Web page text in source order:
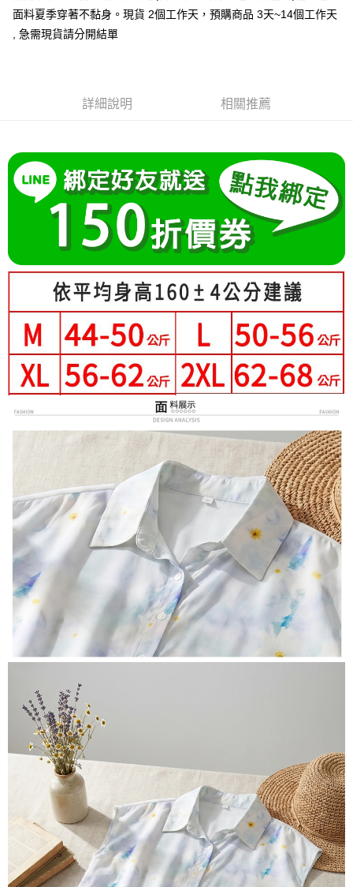
大哥付你分期
相關說明
流程，驗證手機門號後，選擇欲分期的期數、繳款截止日，確認付款後即完
消。如遇「轉專審核」未通過狀況，表示未達大哥付你分期系統評分，恕無
法說明評估內容。
【繳款方式說明】
1.分期款項不併入電信帳單，「大哥付你分期」於每月結算日後寄送繳費提
醒簡訊。
2.透過簡訊連結打開帳單後，可選擇「超商條碼／台灣大直營門市／銀行轉
帳／街口支付／iPASS MONEY」等通路繳費。
【注意事項】
1.本服務係由「台灣大哥大股份有限公司」（以下簡稱本公司）所提供，讓
用戶於交易時，得透過本服務購買商品或服務，並由商店將買賣／分期付款
2.基於同意付款使用「大哥付你分期」之契約關係目的，商店將以您的個人
資料（包含姓名、電話或地址）提供予台灣大哥大進項蒐集、處理及利用，
由本公司與您本人進行分期帳單所需資料之確認、核對及更正。
3.完整用戶服務條款，請詳閱以下連結：https://oppay.tw/userRule
【關於「AFTEE先享後付」】
３．安心：先確認商品／服務後，再付款。
【「AFTEE先享後付」結帳流程】
１．於結帳方式選擇「AFTEE先享後付」後，將跳轉至「AFTEE先享後付」
結帳頁面，進行簡訊認證並確認金額後，即可完成結帳。
２．訂單成立數日內，您將收到繳費通知簡訊。
ATM／網路銀行／等多元方式進行付款，方視為交易完成。
※ 請注意：結帳手續完成當下不需立刻繳費，但若您需要取消訂單，請聯絡
購買商品的店家。未經商家同意取消之訂單仍視為有效，需透過AFTEE先享
後付繳納相關費用。
※ 交易是否成功請以「AFTEE先享後付 」之結帳頁面顯示為準，若有關於
是否繳費成功／繳費後需取消欲退款等相關疑問，請聯繫「AFTEE先享後付
客戶支援中心」https://netprotections.freshdesk.com/support/home
【注意事項】
１．透過由恩沛科技股份有限公司提供之「AFTEE先享後付」服務完成之交
易，需依本服務之必要範圍內提供個人資料，並將交易相關給付款項請求債
權轉讓予恩沛科技股份有限公司。
２．關於個人資料處理事宜，請瀏覽以下網址：
３．未成年的使用者請事先徵得法定代理人或監護人之同意方可使用
「AFTEE先享後付」，若未經同意申辦者引起之損失，本公司不負相關責
任。
４．使用「AFTEE先享後付」時，將依據個別帳號之用戶狀況，依本公司即
時審查核予不同之上限額度；若仍有額度不足之情形，本公司將視審查結果
請求用戶進行身份認證。
５．嚴禁一人註冊多個帳號或使用他人資訊註冊。若發現惡意使用之情形，
恩沛科技股份有限公司將有權停止該用戶之使用額度並採取法律行動。
「Hami Point」為中華電信所提供之點數服務，可於會員專區綁定中華電信
會員帳號後，即可在購物車使用 Hami Point 折抵消費金額 (1點等於1元)。
ATM付款
運送方式
每筆NT$80，滿NT$699(含以上)免運費
付款後全家取貨
每筆NT$80，滿NT$699(含以上)免運費
付款後萊爾富取貨
每筆NT$80，滿NT$699(含以上)免運費
7-11付款取貨
每筆NT$80，滿NT$699(含以上)免運費
付款後7-11取貨
每筆NT$80，滿NT$699(含以上)免運費
每筆NT$70，滿NT$699(含以上)免運費
離島-郵局寄送
每筆NT$90，滿NT$699(含以上)免運費
面料夏季穿著不黏身。現貨 2個工作天，預購商品 3天~14個工作天
, 急需現貨請分開結單
詳細說明 相關推薦